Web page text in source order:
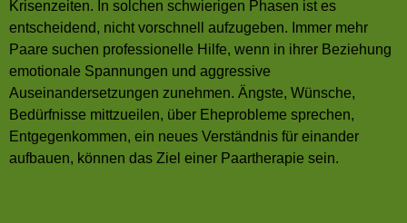
Krisenzeiten. In solchen schwierigen Phasen ist es
entscheidend, nicht vorschnell aufzugeben. Immer mehr
Paare suchen professionelle Hilfe, wenn in ihrer Beziehung
emotionale Spannungen und aggressive
Auseinandersetzungen zunehmen. Ängste, Wünsche,
Bedürfnisse mittzueilen, über Eheprobleme sprechen,
Entgegenkommen, ein neues Verständnis für einander
aufbauen, können das Ziel einer Paartherapie sein.